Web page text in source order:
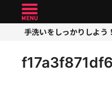
手洗いをしっかりしよ